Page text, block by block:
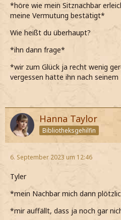
*höre wie mein Sitznachbar
meine Vermutung bestätigt*
Wie heißt du überhaupt?
*ihn dann frage*
*wir zum Glück ja recht wenig
vergessen hatte ihn nach
Hanna Taylor
Bibliotheksgehilfin
6. September 2023 um 12:46
Tyler
*mein Nachbar mich dann
*mir auffällt, dass ja noch gar